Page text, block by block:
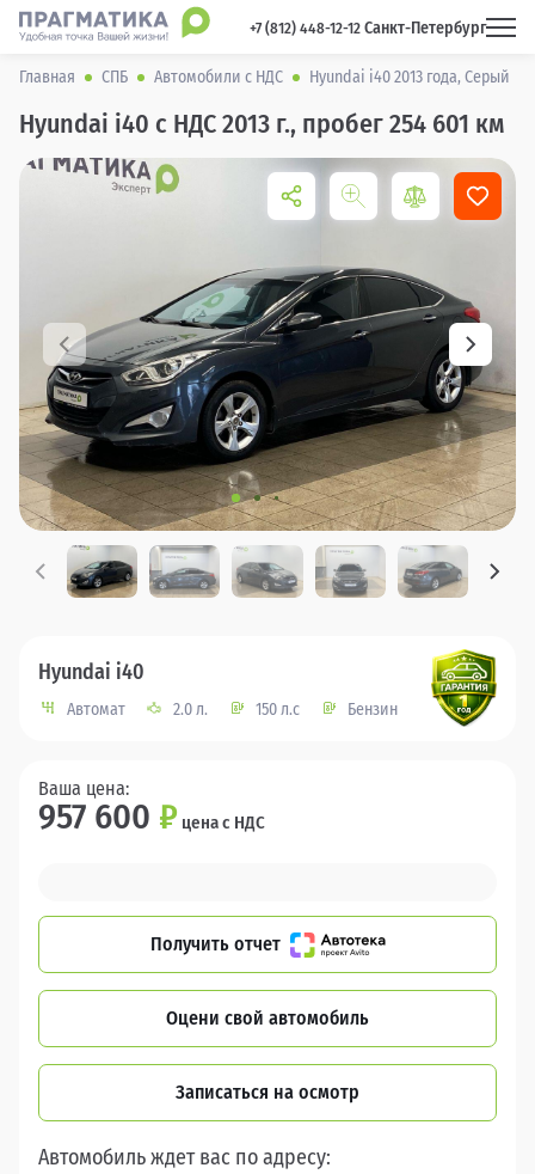
+7 (812) 448-12-12 Санкт-Петербург
Главная СПБ Автомобили с НДС Hyundai i40 2013 года, Серый
Hyundai i40 с НДС 2013 г., пробег 254 601 км
Hyundai i40
Автомат 2.0 л. 150 л.с Бензин
Ваша цена:
957 600 ₽ цена с НДС
Получить отчет
Оцени свой автомобиль
Записаться на осмотр
Автомобиль ждет вас по адресу: